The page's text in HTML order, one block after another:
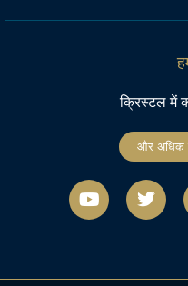
क्रिस्टल में
और अधिक
यू
ट्यू
ब
ट्वि
ट
र